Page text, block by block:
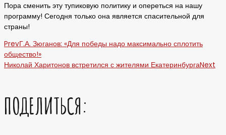
Пора сменить эту тупиковую политику и опереться на нашу
программу! Сегодня только она является спасительной для
страны!
PrevГ.А. Зюганов: «Для победы надо максимально сплотить
общество!»
Николай Харитонов встретился с жителями ЕкатеринбургаNext
ПОДЕЛИТЬСЯ: